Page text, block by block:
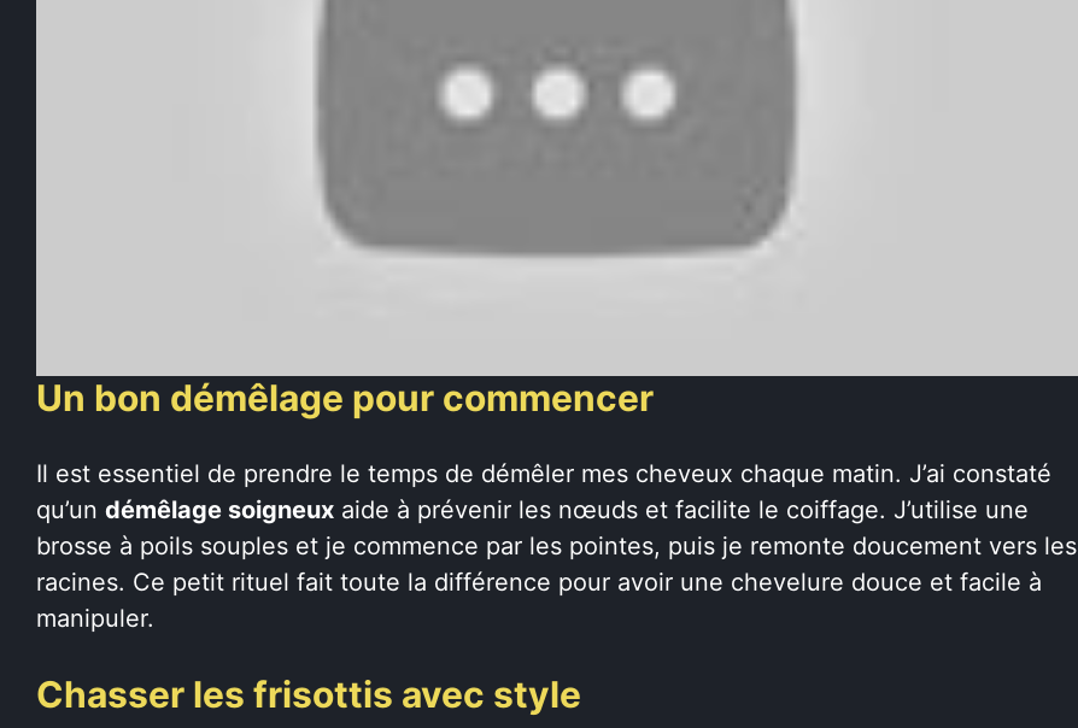
Un bon démêlage pour commencer
Il est essentiel de prendre le temps de démêler mes cheveux chaque matin. J’ai constaté
qu’un démêlage soigneux aide à prévenir les nœuds et facilite le coiffage. J’utilise une
brosse à poils souples et je commence par les pointes, puis je remonte doucement vers les
racines. Ce petit rituel fait toute la différence pour avoir une chevelure douce et facile à
manipuler.
Chasser les frisottis avec style